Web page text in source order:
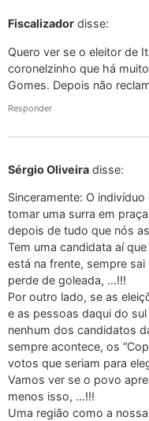
Fiscalizador disse:
Quero ver se o eleitor de
coronelzinho que há
Gomes. Depois não
Responder
Sérgio Oliveira disse:
Sinceramente: O
tomar uma surra em
depois de tudo que nós
Tem uma candidata aí
está na frente, sempre
perde de goleada, …!!!
Por outro lado, se as
e as pessoas daqui do
nenhum dos candidatos
sempre acontece, os
votos que seriam para
Vamos ver se o povo
menos isso, …!!!
Uma região como a